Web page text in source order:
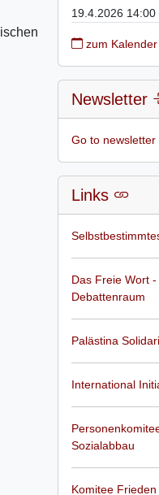
19.4.2026
zum Kalender
Newsletter
Go to newsletter
Links
Das Freie Wort
Debattenraum
Palästina
International
Sozialabbau
Komitee